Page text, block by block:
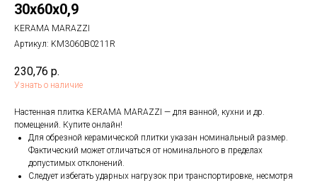
30x60x0,9
KERAMA MARAZZI
Артикул: KM3060B0211R
230,76 р.
Узнать о наличие
Настенная плитка KERAMA MARAZZI — для ванной, кухни и др.
помещений. Купите онлайн!
Для обрезной керамической плитки указан номинальный размер.
Фактический может отличаться от номинального в пределах
допустимых отклонений.
Следует избегать ударных нагрузок при транспортировке, несмотря